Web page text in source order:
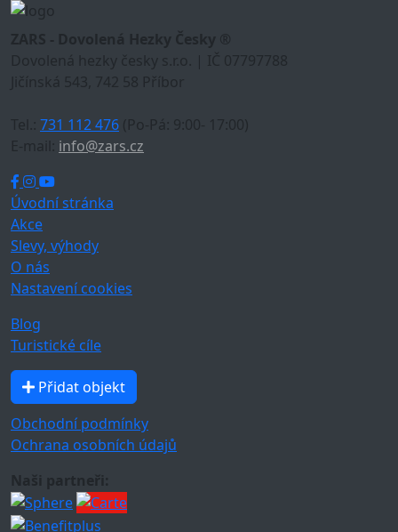
ZARS - Dovolená Hezky Česky ®
Dovolená hezky česky s.r.o. | IČ 07797788
Jičínská 543, 742 58 Příbor
Tel.: 731 112 476 (Po-Pá: 9:00- 17:00)
E-mail: info@zars.cz
Úvodní stránka
Akce
Slevy, výhody
O nás
Nastavení cookies
Blog
Turistické cíle
Přidat objekt
Obchodní podmínky
Ochrana osobních údajů
Naši partneři: